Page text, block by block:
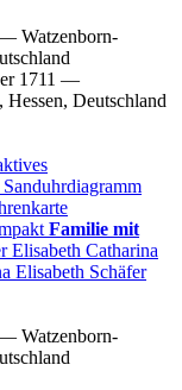
Watzenborn-
1711 —
Deutschland
Sanduhrdiagramm
Familie mit
Elisabeth Catharina
Elisabeth Schäfer
Watzenborn-